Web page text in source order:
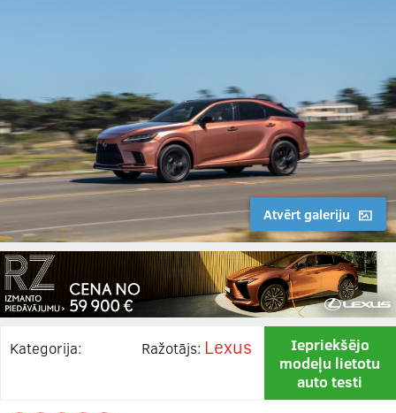
Atvērt galeriju
Kategorija: Ražotājs: Lexus
Iepriekšējo
modeļu lietotu
auto testi